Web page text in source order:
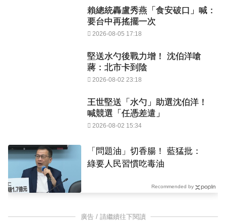
賴總統轟盧秀燕「食安破口」喊：
要台中再搖擺一次
2026-08-05 17:18
堅送水勺後戰力增！ 沈伯洋嗆
蔣：北市卡到陰
2026-08-02 23:18
王世堅送「水勺」助選沈伯洋！
喊競選「任憑差遣」
2026-08-02 15:34
「問題油」切香腸！ 藍猛批：
綠要人民習慣吃毒油
Recommended by
廣告 / 請繼續往下閱讀